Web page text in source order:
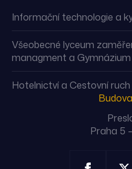
Informační technologie a
Všeobecné lyceum
managment a Gymnázium
Hotelnictví a Cestovní ruch
Praha 5